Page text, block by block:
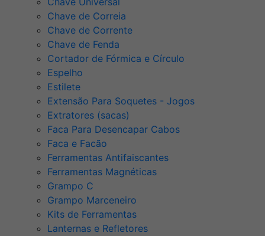
Chave de Correia
Chave de Corrente
Chave de Fenda
Cortador de Fórmica e Círculo
Espelho
Estilete
Extensão Para Soquetes - Jogos
Extratores (sacas)
Faca Para Desencapar Cabos
Faca e Facão
Ferramentas Antifaiscantes
Ferramentas Magnéticas
Grampo C
Grampo Marceneiro
Kits de Ferramentas
Lanternas e Refletores